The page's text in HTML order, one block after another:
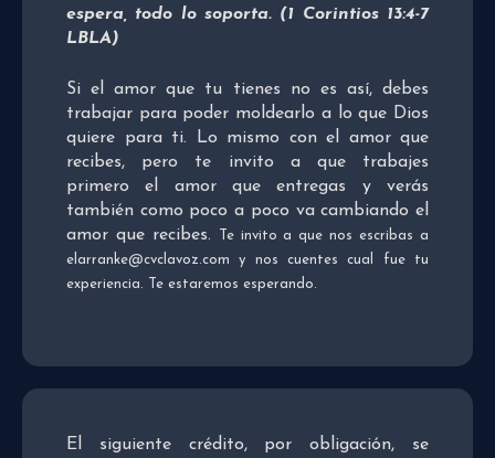
espera, todo lo soporta. (1 Corintios 13:4-7
LBLA)
Si el amor que tu tienes no es así, debes
trabajar para poder moldearlo a lo que Dios
quiere para ti. Lo mismo con el amor que
recibes, pero te invito a que trabajes
primero el amor que entregas y verás
también como poco a poco va cambiando el
amor que recibes.
Te invito a que nos escribas a
elarranke@cvclavoz.com y nos cuentes cual fue tu
experiencia. Te estaremos esperando.
El siguiente crédito, por obligación, se